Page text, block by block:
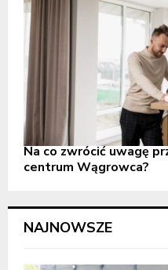
Na co zwrócić uwagę
centrum Wągrowca?
NAJNOWSZE